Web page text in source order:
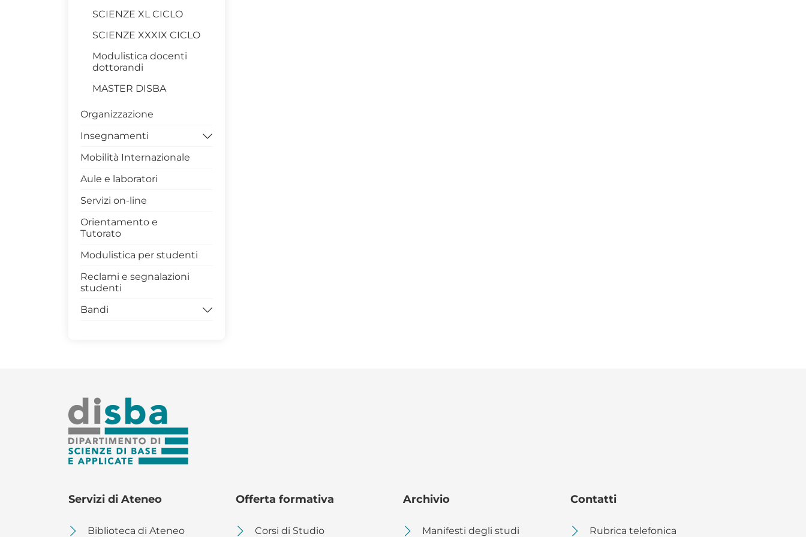
SCIENZE XL CICLO
SCIENZE XXXIX CICLO
Modulistica docenti
dottorandi
MASTER DISBA
Organizzazione
Insegnamenti
Competenze trasversali
in Unibas
Archivio Insegnamenti
Archivio Insegnamenti
corso di laurea in
Matematica (L 35)
Archivio Insegnamenti
corso di laurea Magistrale
in Matematica (LM 40)
Mobilità Internazionale
Aule e laboratori
Servizi on-line
Orientamento e
Tutorato
Modulistica per studenti
Reclami e segnalazioni
studenti
Bandi
Servizi di Ateneo
Biblioteca di Ateneo
Offerta formativa
Corsi di Studio
Archivio
Manifesti degli studi
Contatti
Rubrica telefonica